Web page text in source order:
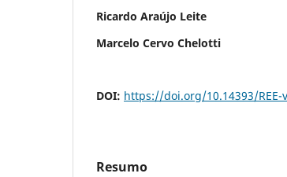
Ricardo Araújo Leite
Marcelo Cervo Chelotti
DOI: https://doi.org/10.14393/REE-
Resumo